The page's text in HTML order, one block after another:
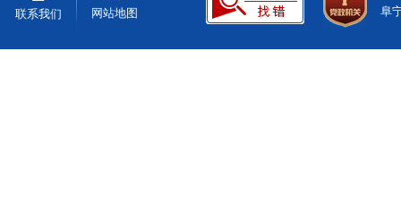
联系我们 网站地图
阜